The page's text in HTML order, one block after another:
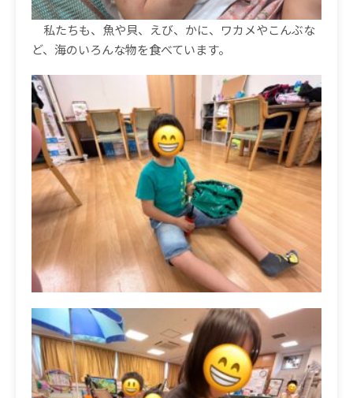
私たちも、魚や貝、えび、かに、ワカメやこんぶな
ど、海のいろんな物を食べています。